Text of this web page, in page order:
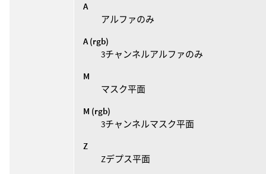
A
アルファのみ
A (rgb)
3チャンネルアルファのみ
M
マスク平面
M (rgb)
3チャンネルマスク平面
Z
Zデプス平面